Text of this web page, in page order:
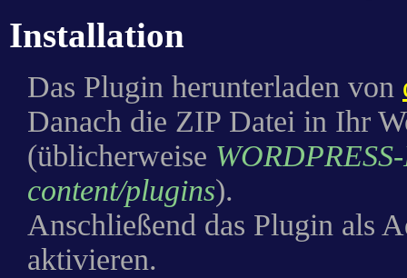
Installation
Das Plugin herunterladen von
Danach die ZIP Datei in Ihr
(üblicherweise
content/plugins).
Anschließend das Plugin als
aktivieren.